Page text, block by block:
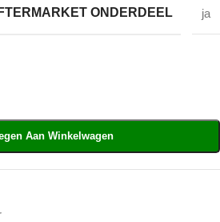
ONDERDEEL ja
Aan Winkelwagen